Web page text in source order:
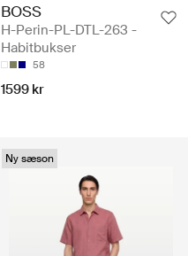
BOSS
H-Perin-PL-DTL-263 -
Habitbukser
58
1599 kr
Ny sæson